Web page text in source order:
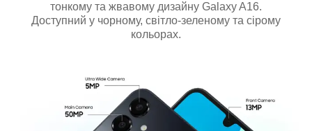
тонкому та жвавому дизайну Galaxy A16.
Доступний у чорному, світло-зеленому та сірому
кольорах.